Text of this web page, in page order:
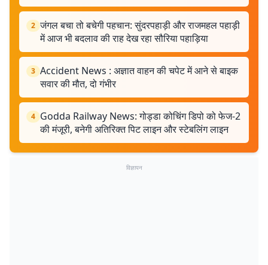
2 जंगल बचा तो बचेगी पहचान: सुंदरपहाड़ी और राजमहल पहाड़ी
में आज भी बदलाव की राह देख रहा सौरिया पहाड़िया
3 Accident News : अज्ञात वाहन की चपेट में आने से बाइक
सवार की मौत, दो गंभीर
4 Godda Railway News: गोड्डा कोचिंग डिपो को फेज-2
की मंजूरी, बनेगी अतिरिक्त पिट लाइन और स्टेबलिंग लाइन
विज्ञापन